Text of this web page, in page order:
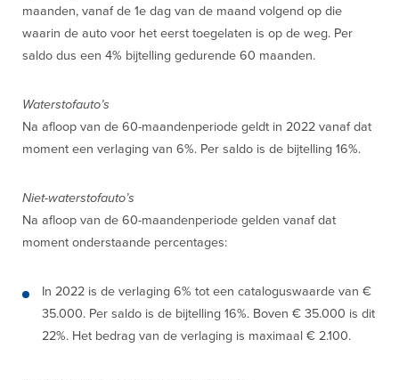
maanden, vanaf de 1e dag van de maand volgend op die
waarin de auto voor het eerst toegelaten is op de weg. Per
saldo dus een 4% bijtelling gedurende 60 maanden.
Waterstofauto’s
Na afloop van de 60-maandenperiode geldt in 2022 vanaf dat
moment een verlaging van 6%. Per saldo is de bijtelling 16%.
Niet-waterstofauto’s
Na afloop van de 60-maandenperiode gelden vanaf dat
moment onderstaande percentages:
In 2022 is de verlaging 6% tot een cataloguswaarde van €
35.000. Per saldo is de bijtelling 16%. Boven € 35.000 is dit
22%. Het bedrag van de verlaging is maximaal € 2.100.